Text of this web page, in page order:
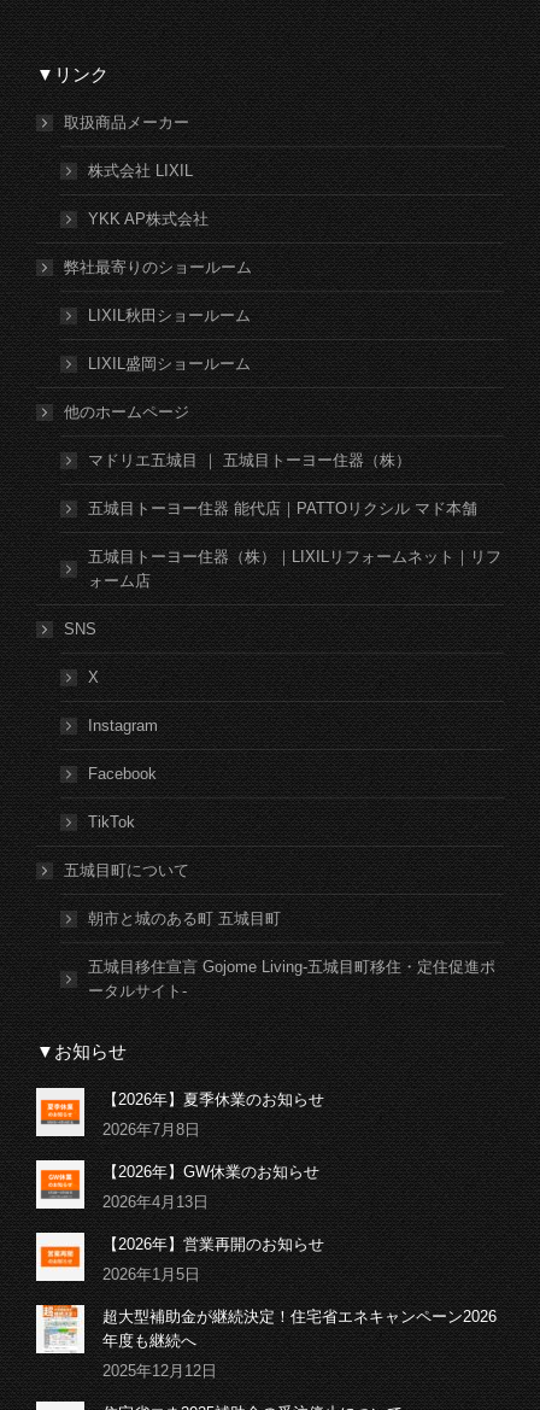
▼リンク
取扱商品メーカー
株式会社 LIXIL
YKK AP株式会社
弊社最寄りのショールーム
LIXIL秋田ショールーム
LIXIL盛岡ショールーム
他のホームページ
マドリエ五城目 ｜ 五城目トーヨー住器（株）
五城目トーヨー住器 能代店｜PATTOリクシル マド本舗
五城目トーヨー住器（株）｜LIXILリフォームネット｜リフ
ォーム店
SNS
X
Instagram
Facebook
TikTok
五城目町について
朝市と城のある町 五城目町
五城目移住宣言 Gojome Living-五城目町移住・定住促進ポ
ータルサイト-
▼お知らせ
【2026年】夏季休業のお知らせ
2026年7月8日
【2026年】GW休業のお知らせ
2026年4月13日
【2026年】営業再開のお知らせ
2026年1月5日
超大型補助金が継続決定！住宅省エネキャンペーン2026
年度も継続へ
2025年12月12日